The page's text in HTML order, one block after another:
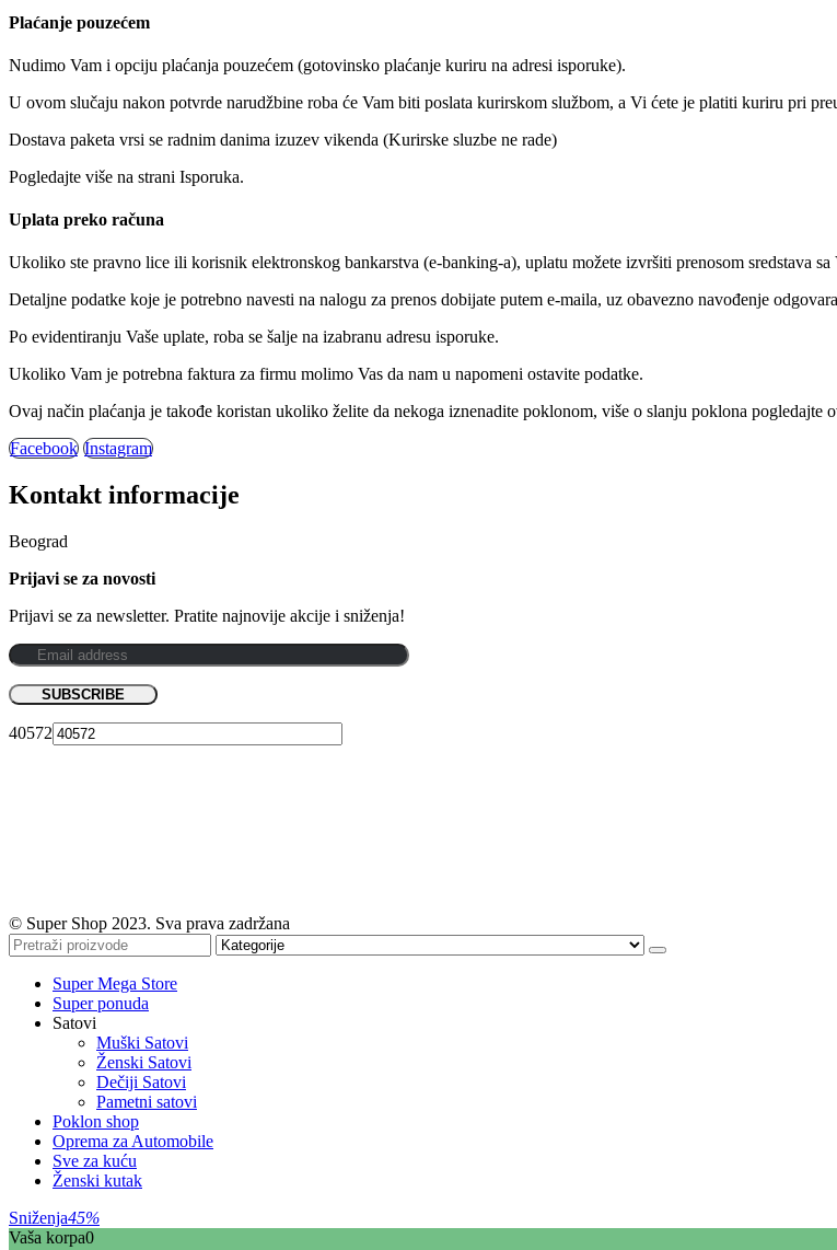
Plaćanje pouzećem
Nudimo Vam i opciju plaćanja pouzećem (gotovinsko plaćanje kuriru na adresi isporuke).
U ovom slučaju nakon potvrde narudžbine roba će Vam biti poslata kurirskom službom, a Vi ćete je platiti kuriru pri
Dostava paketa vrsi se radnim danima izuzev vikenda (Kurirske sluzbe ne rade)
Pogledajte više na strani Isporuka.
Uplata preko računa
Ukoliko ste pravno lice ili korisnik elektronskog bankarstva (e-banking-a), uplatu možete izvršiti prenosom sredstava sa
Detaljne podatke koje je potrebno navesti na nalogu za prenos dobijate putem e-maila, uz obavezno navođenje
Po evidentiranju Vaše uplate, roba se šalje na izabranu adresu isporuke.
Ukoliko Vam je potrebna faktura za firmu molimo Vas da nam u napomeni ostavite podatke.
Ovaj način plaćanja je takođe koristan ukoliko želite da nekoga iznenadite poklonom, više o slanju poklona pogledajte
Facebook Instagram
Kontakt informacije
Beograd
Prijavi se za novosti
Prijavi se za newsletter. Pratite najnovije akcije i sniženja!
40572
© Super Shop 2023. Sva prava zadržana
Super Mega Store
Super ponuda
Satovi
Muški Satovi
Ženski Satovi
Dečiji Satovi
Pametni satovi
Poklon shop
Oprema za Automobile
Sve za kuću
Ženski kutak
Sniženja45%
Vaša korpa0